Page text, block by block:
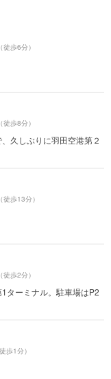
（徒歩6分）
（徒歩8分）
久しぶりに羽田空港第２
（徒歩13分）
（徒歩2分）
ターミナル。駐車場はP2
徒歩1分）